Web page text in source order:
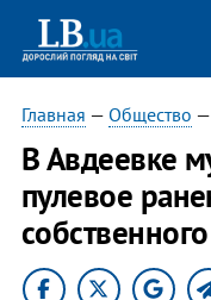
Главная — Общество —
В Авдеевке
пулевое